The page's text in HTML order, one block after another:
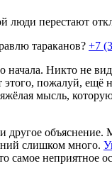
люди перестают
тараканов? +7
Никто не
пожалуй, ещё
мысль,
другое
слишком много.
самое неприятное